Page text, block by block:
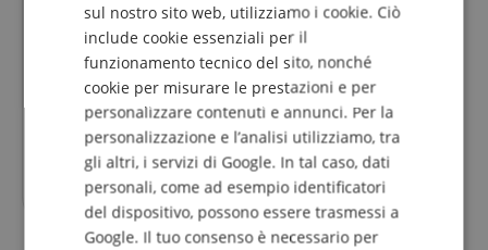
Set Eurolite LED TSL-150 Scan
COB + Custodia
individualmente 281,90 €
277,00€
ITALIAN
SPANISH
sul nostro sito web, utilizziamo i cookie. Ciò
include cookie essenziali per il
funzionamento tecnico del sito, nonché
cookie per misurare le prestazioni e per
personalizzare contenuti e annunci. Per la
personalizzazione e l’analisi utilizziamo, tra
gli altri, i servizi di Google. In tal caso, dati
personali, come ad esempio identificatori
del dispositivo, possono essere trasmessi a
Google. Il tuo consenso è necessario per